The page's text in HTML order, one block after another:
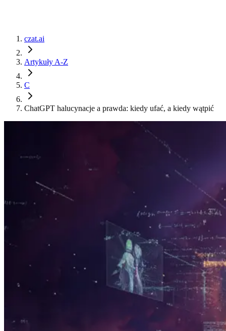
czat.ai
Artykuły A-Z
C
ChatGPT halucynacje a prawda: kiedy ufać, a kiedy wątpić